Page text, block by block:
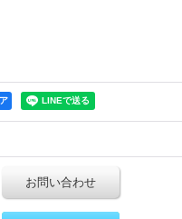
お問い合わせ